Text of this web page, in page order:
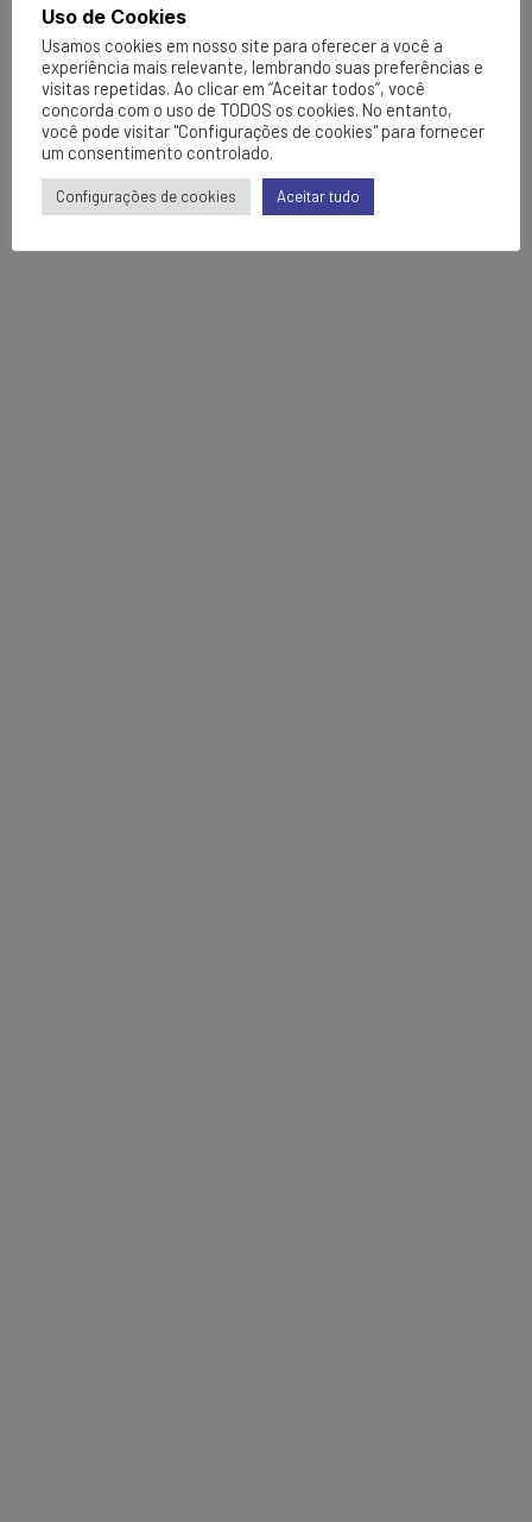
Uso de Cookies
Usamos cookies em nosso site para oferecer a você a
experiência mais relevante, lembrando suas preferências e
visitas repetidas. Ao clicar em “Aceitar todos”, você
concorda com o uso de TODOS os cookies. No entanto,
você pode visitar "Configurações de cookies" para fornecer
um consentimento controlado.
Configurações de cookies Aceitar tudo